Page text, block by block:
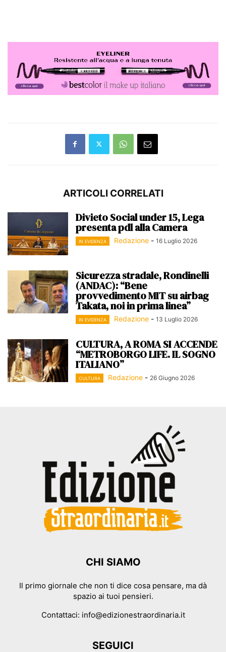
ARTICOLI CORRELATI
Divieto Social under 15, Lega
presenta pdl alla Camera
IN EVIDENZA Redazione - 16 Luglio 2026
Sicurezza stradale, Rondinelli
(ANDAC): “Bene
provvedimento MIT su airbag
Takata, noi in prima linea”
IN EVIDENZA Redazione - 13 Luglio 2026
CULTURA, A ROMA SI ACCENDE
“METROBORGO LIFE. IL SOGNO
ITALIANO”
CULTURA Redazione - 26 Giugno 2026
CHI SIAMO
Il primo giornale che non ti dice cosa pensare, ma dà
spazio ai tuoi pensieri.
Contattaci: info@edizionestraordinaria.it
SEGUICI